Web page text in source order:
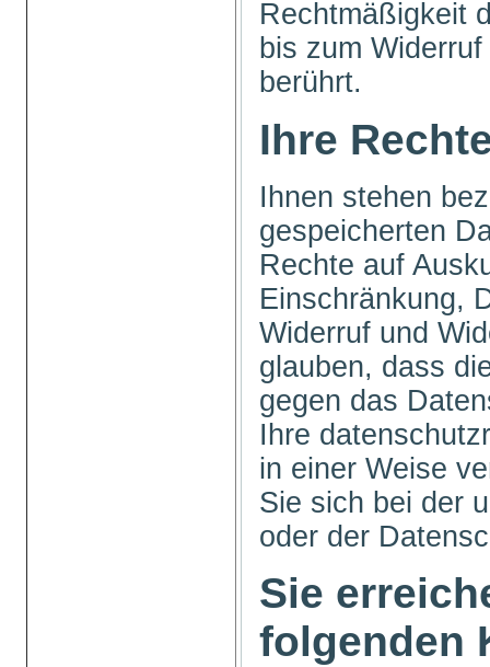
Rechtmäßigkeit
bis zum
berührt.
Ihre
Ihnen stehen
gespeicherten
Rechte auf
Einschränkung,
Widerruf und
glauben, dass
gegen das
Ihre
in einer Weise
Sie sich bei der
oder der
Sie
folgenden